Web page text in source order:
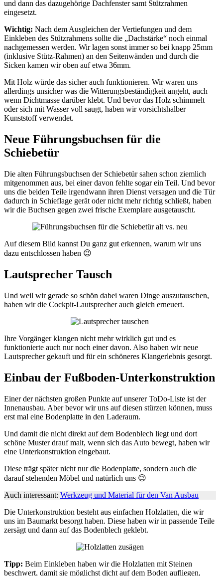
und dann das dazugehörige Dachfenster samt Stützrahmen
eingesetzt.
Wichtig: Nach dem Ausgleichen der Vertiefungen und dem
Einkleben des Stützrahmens sollte die „Dachstärke“ noch einmal
nachgemessen werden. Wir lagen sonst immer so bei knapp 25mm
(inklusive Stütz-Rahmen) an den Seitenwänden und durch die
Sicken kamen wir oben auf etwa 36mm.
Mit Holz würde das sicher auch funktionieren. Wir waren uns
allerdings unsicher was die Witterungsbeständigkeit angeht, auch
wenn Dichtmasse darüber klebt. Und bevor das Holz schimmelt
oder sich mit Wasser voll saugt, haben wir vorsichtshalber
Kunststoff verwendet.
Neue Führungsbuchsen für die
Schiebetür
Die alten Führungsbuchsen der Schiebetür sahen schon ziemlich
mitgenommen aus, bei einer davon fehlte sogar ein Teil. Und bevor
uns die beiden Teile irgendwann ihren Dienst versagen und die Tür
dadurch in Schieflage gerät oder nicht mehr richtig schließt, haben
wir die Buchsen gegen zwei frische Exemplare ausgetauscht.
Auf diesem Bild kannst Du ganz gut erkennen, warum wir uns
dazu entschlossen haben 😉
Lautsprecher Tausch
Und weil wir gerade so schön dabei waren Dinge auszutauschen,
haben wir die Cockpit-Lautsprecher auch gleich erneuert.
Ihre Vorgänger klangen nicht mehr wirklich gut und es
funktionierte auch nur noch einer davon. Also haben wir neue
Lautsprecher gekauft und für ein schöneres Klangerlebnis gesorgt.
Einbau der Fußboden-Unterkonstruktion
Einer der nächsten großen Punkte auf unserer ToDo-Liste ist der
Innenausbau. Aber bevor wir uns auf diesen stürzen können, muss
erst mal eine Bodenplatte in den Laderaum.
Und damit die nicht direkt auf dem Bodenblech liegt und dort
schöne Muster drauf malt, wenn sich das Auto bewegt, haben wir
eine Unterkonstruktion eingebaut.
Diese trägt später nicht nur die Bodenplatte, sondern auch die
darauf stehenden Möbel und natürlich uns 😉
Auch interessant: Werkzeug und Material für den Van Ausbau
Die Unterkonstruktion besteht aus einfachen Holzlatten, die wir
uns im Baumarkt besorgt haben. Diese haben wir in passende Teile
zersägt und dann auf das Bodenblech geklebt.
Tipp: Beim Einkleben haben wir die Holzlatten mit Steinen
beschwert, damit sie möglichst dicht auf dem Boden aufliegen,